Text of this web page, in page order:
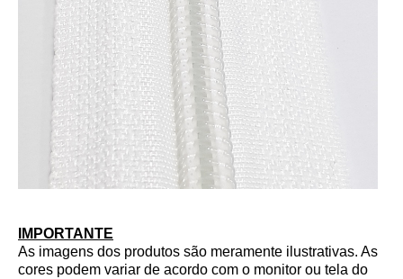
IMPORTANTE
As imagens dos produtos são meramente ilustrativas. As
cores podem variar de acordo com o monitor ou tela do